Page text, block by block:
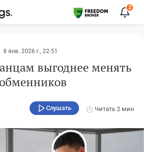
2
8 янв. 2026 г., 22:51
выгоднее менять
Слушать Читать 2 мин